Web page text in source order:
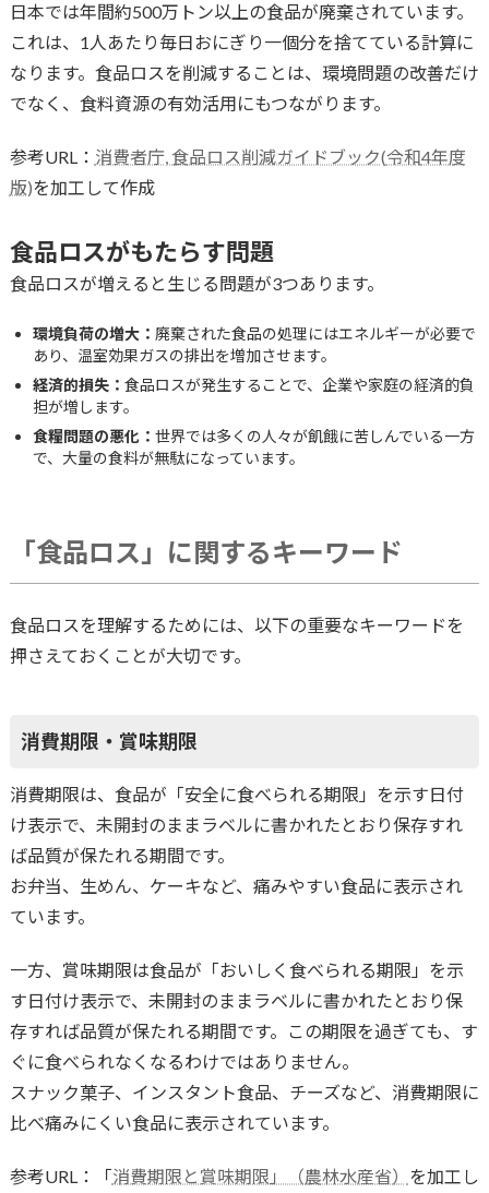
日本では年間約500万トン以上の食品が廃棄されています。
これは、1人あたり毎日おにぎり一個分を捨てている計算に
なります。食品ロスを削減することは、環境問題の改善だけ
でなく、食料資源の有効活用にもつながります。
参考URL： 消費者庁, 食品ロス削減ガイドブック(令和4年度
版)を加工して作成
食品ロスがもたらす問題
食品ロスが増えると生じる問題が3つあります。
環境負荷の増大： 廃棄された食品の処理にはエネルギーが必要で
あり、温室効果ガスの排出を増加させます。
経済的損失： 食品ロスが発生することで、企業や家庭の経済的負
担が増します。
食糧問題の悪化： 世界では多くの人々が飢餓に苦しんでいる一方
で、大量の食料が無駄になっています。
「食品ロス」に関するキーワード
食品ロスを理解するためには、以下の重要なキーワードを
押さえておくことが大切です。
消費期限・賞味期限
消費期限は、食品が「安全に食べられる期限」を示す日付
け表示で、未開封のままラベルに書かれたとおり保存すれ
ば品質が保たれる期間です。
お弁当、生めん、ケーキなど、痛みやすい食品に表示され
ています。
一方、賞味期限は食品が「おいしく食べられる期限」を示
す日付け表示で、未開封のままラベルに書かれたとおり保
存すれば品質が保たれる期間です。この期限を過ぎても、す
ぐに食べられなくなるわけではありません。
スナック菓子、インスタント食品、チーズなど、消費期限に
比べ痛みにくい食品に表示されています。
参考URL：「消費期限と賞味期限」（農林水産省） を加工し